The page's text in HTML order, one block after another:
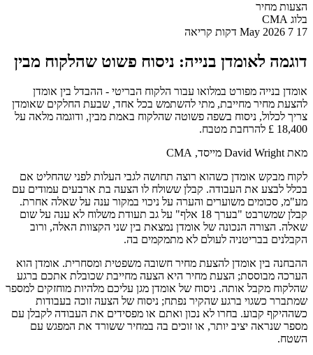
הצעות מחיר
בלוג CMA
17 May 2026 7 דקות קריאה
דוגמה לאומדן בנייה: ניסוח פשוט שהלקוח מבין
אומדן בנייה מפורט במלואו עבור הלקוח הבריטי - ההבדל בין אומדן
להצעת מחיר מחייבת, מתי להשתמש בכל אחד, שבעת החלקים שאומדן
צריך לכלול, ניסוח בשפה פשוטה שהלקוח באמת מבין, ודוגמה מלאה על
18,400 £ להרחבת מטבח.
מאת David Wright
מייסד, CMA
לקוח מבקש אומדן כשהוא רוצה תחושה לגבי העלות לפני שהחליט אם
בכלל לבצע את העבודה. קבלן ששולח לו הצעה בת ארבעים עמודים עם
מע"מ, סכומים משוערים והערה על ניכוי במקור ענה על שאלה אחרת.
קבלן שמשרבט "בערך 18 אלף" על גב תעודת משלוח לא ענה על שום
שאלה. הצורה הנכונה של אומדן נמצאת בין שני הקצוות האלה, ורוב
הקבלנים בבריטניה לעולם לא מתמקמים בה.
ההבחנה בין אומדן להצעת מחיר חשובה משפטית ומסחרית. אומדן הוא
הערכה מבוססת; הצעת מחיר היא הצעה מחייבת שכובלת אתכם ברגע
שהלקוח מקבל אותה. ניסוח של אומדן מגן עליכם מלהיות מוחזקים למספר
שמתברר כשגוי ברגע שהקיר נפתח; ניסוח של הצעה זוכה בעבודות
כשההיקף קבוע. בחרו לא נכון ואתם או מפסידים את העבודה לקבלן עם
מספר שנראה יציב יותר, או זוכים בה במחיר ששורד את המפגש עם
השטח.